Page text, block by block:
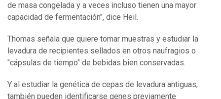
de masa congelada y a veces incluso tienen una mayor
capacidad de fermentación", dice Heil.
Thomas señala que quiere tomar muestras y estudiar la
levadura de recipientes sellados en otros naufragios o
"cápsulas de tiempo" de bebidas bien conservadas.
Y al estudiar la genética de cepas de levadura antiguas,
también pueden identificarse genes previamente